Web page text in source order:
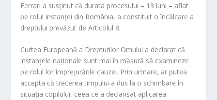
Ferrari a susţinut că durata procesului – 13 luni – aflat
pe rolul instanţei din România, a constituit o încălcare a
dreptului prevăzut de Articolul 8.
Curtea Europeană a Drepturilor Omului a declarat că
instanţele naţionale sunt mai în măsură să examineze
pe rolul lor împrejurările cauzei. Prin urmare, ar putea
accepta că trecerea timpului a dus la o schimbare în
situaţia copilului, ceea ce a declanşat aplicarea